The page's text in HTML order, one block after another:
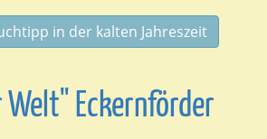
in der kalten Jahreszeit
Welt" Eckernförder